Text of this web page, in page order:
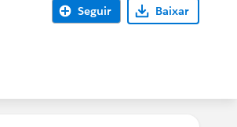
Seguir Baixar